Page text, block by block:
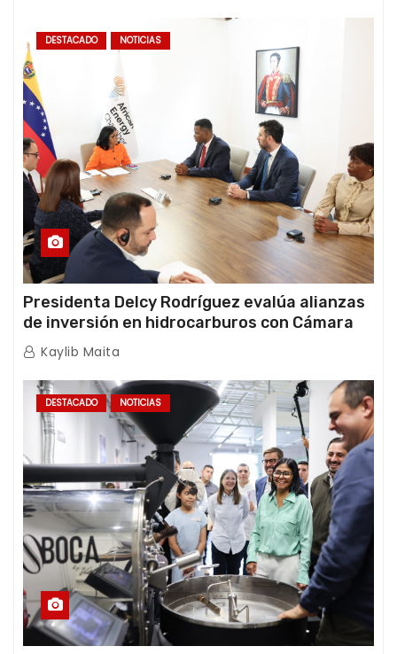
DESTACADO NOTICIAS
Presidenta Delcy Rodríguez evalúa alianzas
de inversión en hidrocarburos con Cámara
Africana de Energía
Kaylib Maita
DESTACADO NOTICIAS